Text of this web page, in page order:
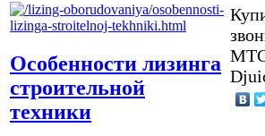
Особенности лизинга
строительной
техники